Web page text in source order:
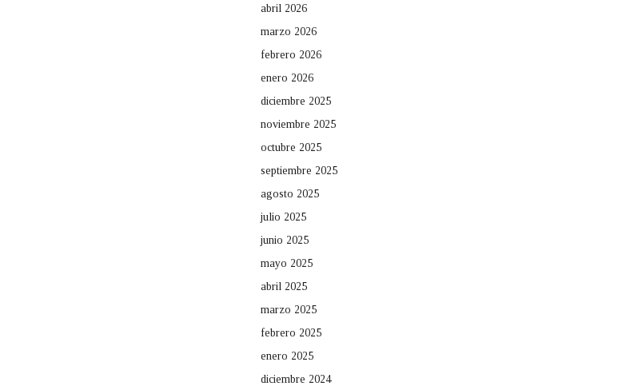
abril 2026
marzo 2026
febrero 2026
enero 2026
diciembre 2025
noviembre 2025
octubre 2025
septiembre 2025
agosto 2025
julio 2025
junio 2025
mayo 2025
abril 2025
marzo 2025
febrero 2025
enero 2025
diciembre 2024